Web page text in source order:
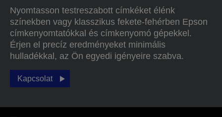
Nyomtasson testreszabott címkéket élénk
színekben vagy klasszikus fekete-fehérben Epson
címkenyomtatókkal és címkenyomó gépekkel.
Érjen el precíz eredményeket minimális
hulladékkal, az Ön egyedi igényeire szabva.
Kapcsolat